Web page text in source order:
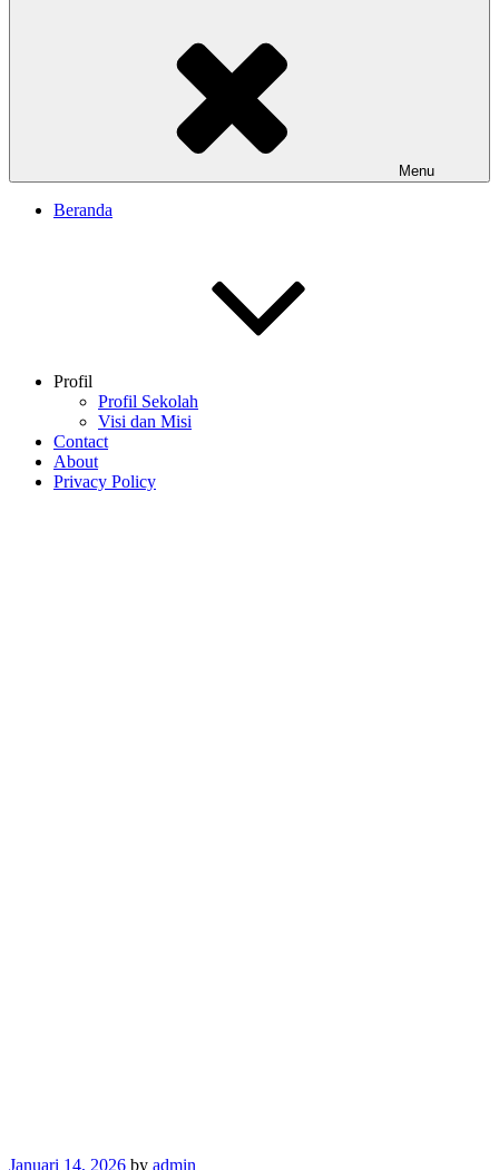
Menu
Beranda
Profil
Profil Sekolah
Visi dan Misi
Contact
About
Privacy Policy
Posted
Januari 14, 2026 by admin